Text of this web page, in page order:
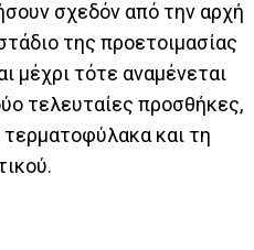
σχεδόν από την αρχή
της προετοιμασίας
μέχρι τότε αναμένεται
τελευταίες προσθήκες,
και τη